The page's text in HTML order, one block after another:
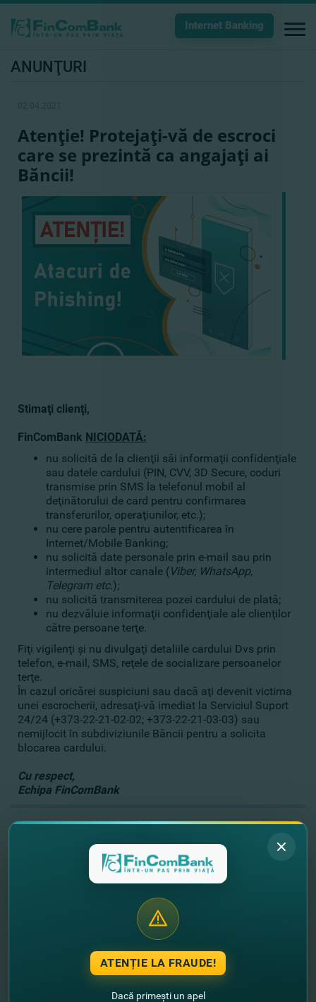
Internet Banking
ANUNŢURI
02.04.2021
Atenţie! Protejaţi-vă de escroci
care se prezintă ca angajaţi ai
Băncii!
Stimaţi clienţi,
FinComBank NICIODATĂ:
nu solicită de la clienţii săi informaţii confidenţiale
sau datele cardului (PIN, CVV, 3D Secure, coduri
transmise prin SMS la telefonul mobil al
deţinătorului de card pentru confirmarea
transferurilor, operaţiunilor, etc.);
nu cere parole pentru autentificarea în
Internet/Mobile Banking;
nu solicită date personale prin e-mail sau prin
intermediul altor canale (Viber, WhatsApp,
Telegram etc.);
nu solicită transmiterea pozei cardului de plată;
nu dezvăluie informaţii confidenţiale ale clienţilor
către persoane terţe.
Fiţi vigilenţi şi nu divulgaţi detaliile cardului Dvs prin
telefon, e-mail, SMS, reţele de socializare persoanelor
terţe.
În cazul oricărei suspiciuni sau dacă aţi devenit victima
unei escrocherii, adresaţi-vă imediat la Serviciul Suport
24/24 (+373-22-21-02-02; +373-22-21-03-03) sau
nemijlocit în subdiviziunile Băncii pentru a solicita
blocarea cardului.
Cu respect,
Echipa FinComBank
// Alte noutăţi
ATENȚIE LA FRAUDE!
Dacă primești un apel